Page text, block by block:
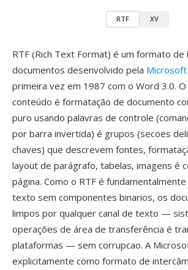
RTF XV
RTF (Rich Text Format) é um formato de
documentos desenvolvido pela Microsoft
primeira vez em 1987 com o Word 3.0.
conteúdo é formatação de documento
puro usando palavras de controle
por barra invertida) é grupos (secoes
chaves) que descrevem fontes,
layout de parágrafo, tabelas, imagens é
página. Como o RTF é
texto sem componentes binarios, os
limpos por qualquer canal de texto —
operações de área de transferência é
plataformas — sem corrupcao. A
explicitamente como formato de